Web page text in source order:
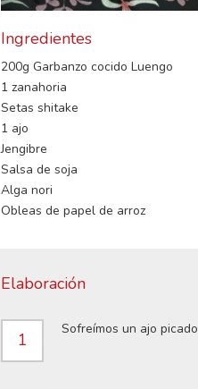
Ingredientes
200g Garbanzo cocido Luengo
1 zanahoria
Setas shitake
1 ajo
Jengibre
Salsa de soja
Alga nori
Obleas de papel de arroz
Elaboración
1
Sofreímos un ajo